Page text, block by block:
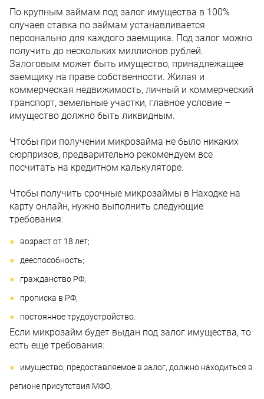
По крупным займам под залог имущества в 100%
случаев ставка по займам устанавливается
персонально для каждого заемщика. Под залог можно
получить до нескольких миллионов рублей.
Залоговым может быть имущество, принадлежащее
заемщику на праве собственности. Жилая и
коммерческая недвижимость, личный и коммерческий
транспорт, земельные участки, главное условие –
имущество должно быть ликвидным.
Чтобы при получении микрозайма не было никаких
сюрпризов, предварительно рекомендуем все
посчитать на кредитном калькуляторе.
Чтобы получить срочные микрозаймы в Находке на
карту онлайн, нужно выполнить следующие
требования:
возраст от 18 лет;
дееспособность;
гражданство РФ;
прописка в РФ;
постоянное трудоустройство.
Если микрозайм будет выдан под залог имущества, то
есть еще требования:
имущество, предоставляемое в залог, должно находиться в
регионе присутствия МФО;